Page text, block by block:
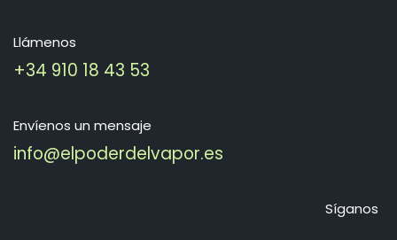
Llámenos
+34 910 18 43 53
Envíenos un mensaje
info@elpoderdelvapor.es
Síganos